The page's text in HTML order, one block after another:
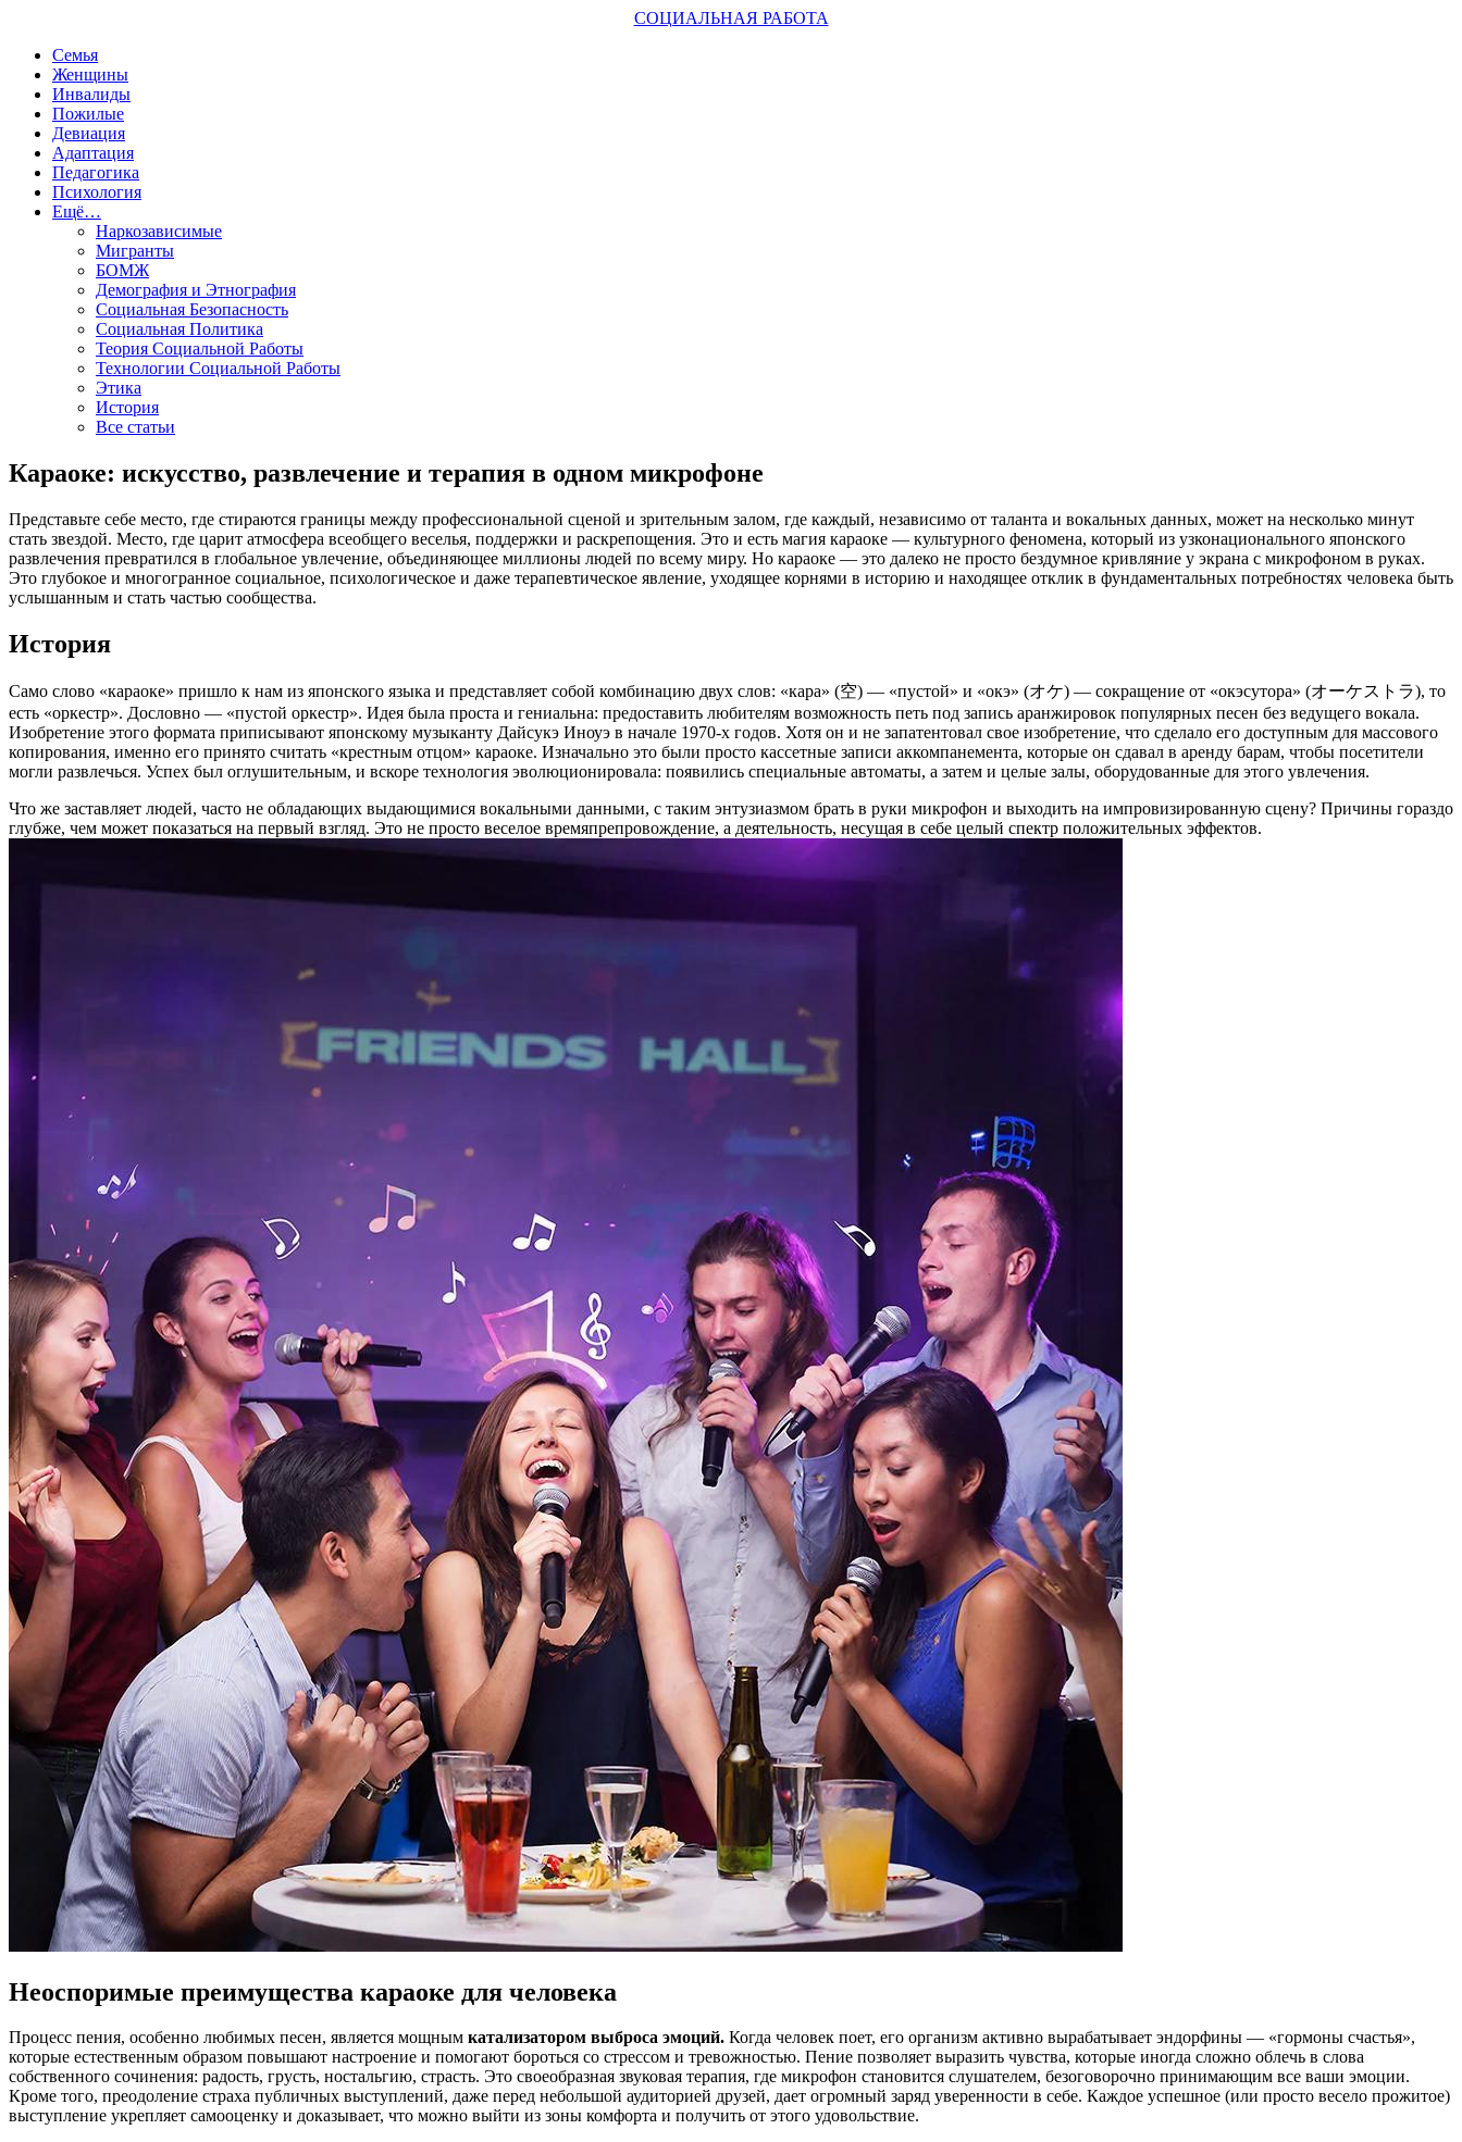
СОЦИАЛЬНАЯ РАБОТА
Семья
Женщины
Инвалиды
Пожилые
Девиация
Адаптация
Педагогика
Психология
Ещё…
Наркозависимые
Мигранты
БОМЖ
Демография и Этнография
Социальная Безопасность
Социальная Политика
Теория Социальной Работы
Технологии Социальной Работы
Этика
История
Все статьи
Караоке: искусство, развлечение и терапия в одном микрофоне
Представьте себе место, где стираются границы между профессиональной сценой и зрительным залом, где каждый, независимо от таланта и вокальных данных, может на несколько минут
стать звездой. Место, где царит атмосфера всеобщего веселья, поддержки и раскрепощения. Это и есть магия караоке — культурного феномена, который из узконационального японского
развлечения превратился в глобальное увлечение, объединяющее миллионы людей по всему миру. Но караоке — это далеко не просто бездумное кривляние у экрана с микрофоном в руках.
Это глубокое и многогранное социальное, психологическое и даже терапевтическое явление, уходящее корнями в историю и находящее отклик в фундаментальных потребностях человека быть
услышанным и стать частью сообщества.
История
Само слово «караоке» пришло к нам из японского языка и представляет собой комбинацию двух слов: «кара» (空) — «пустой» и «окэ» (オケ) — сокращение от «окэсутора» (オーケストラ), то
есть «оркестр». Дословно — «пустой оркестр». Идея была проста и гениальна: предоставить любителям возможность петь под запись аранжировок популярных песен без ведущего вокала.
Изобретение этого формата приписывают японскому музыканту Дайсукэ Иноуэ в начале 1970-х годов. Хотя он и не запатентовал свое изобретение, что сделало его доступным для массового
копирования, именно его принято считать «крестным отцом» караоке. Изначально это были просто кассетные записи аккомпанемента, которые он сдавал в аренду барам, чтобы посетители
могли развлечься. Успех был оглушительным, и вскоре технология эволюционировала: появились специальные автоматы, а затем и целые залы, оборудованные для этого увлечения.
Что же заставляет людей, часто не обладающих выдающимися вокальными данными, с таким энтузиазмом брать в руки микрофон и выходить на импровизированную сцену? Причины гораздо
глубже, чем может показаться на первый взгляд. Это не просто веселое времяпрепровождение, а деятельность, несущая в себе целый спектр положительных эффектов.
Неоспоримые преимущества караоке для человека
Процесс пения, особенно любимых песен, является мощным катализатором выброса эмоций. Когда человек поет, его организм активно вырабатывает эндорфины — «гормоны счастья»,
которые естественным образом повышают настроение и помогают бороться со стрессом и тревожностью. Пение позволяет выразить чувства, которые иногда сложно облечь в слова
собственного сочинения: радость, грусть, ностальгию, страсть. Это своеобразная звуковая терапия, где микрофон становится слушателем, безоговорочно принимающим все ваши эмоции.
Кроме того, преодоление страха публичных выступлений, даже перед небольшой аудиторией друзей, дает огромный заряд уверенности в себе. Каждое успешное (или просто весело прожитое)
выступление укрепляет самооценку и доказывает, что можно выйти из зоны комфорта и получить от этого удовольствие.